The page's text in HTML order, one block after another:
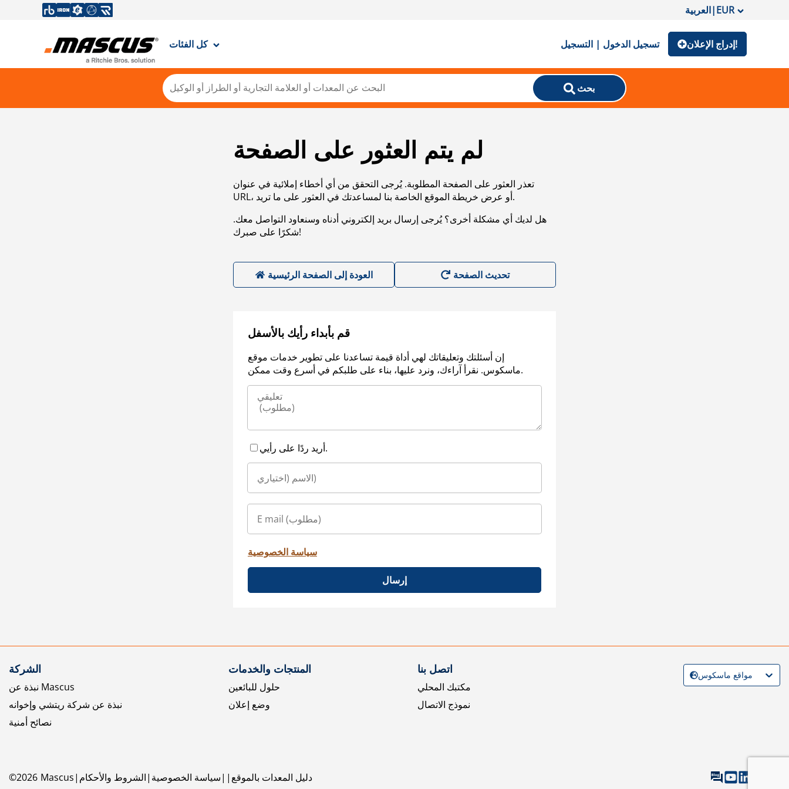
العربية|EUR
كل الفئات تسجيل الدخول | التسجيل إدراج الإعلان!
بحث
لم يتم العثور على الصفحة
تعذر العثور على الصفحة المطلوبة. يُرجى التحقق من أي أخطاء إملائية في عنوان
URL، أو عرض خريطة الموقع الخاصة بنا لمساعدتك في العثور على ما تريد.
هل لديك أي مشكلة أخرى؟ يُرجى إرسال بريد إلكتروني أدناه وسنعاود التواصل معك.
شكرًا على صبرك!
العودة إلى الصفحة الرئيسية
قم بأبداء رأيك بالأسفل
إن أسئلتك وتعليقاتك لهي أداة قيمة تساعدنا على تطوير خدمات موقع
ماسكوس. نقرأ آراءك، ونرد عليها، بناء على طلبكم في أسرع وقت ممكن.
أريد ردًا على رأيي.
سياسة الخصوصية
إرسال
الشركة
نبذة عن Mascus
نبذة عن شركة ريتشي وإخوانه
نصائح أمنية
المنتجات والخدمات
حلول للبائعين
وضع إعلان
اتصل بنا
مكتبك المحلي
نموذج الاتصال
©2026 Mascus الشروط والأحكام سياسة الخصوصية دليل المعدات بالموقع
مواقع ماسكوس